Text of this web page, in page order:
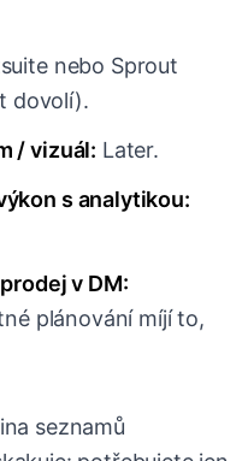
nebo Sprout
dovolí).
/ vizuál: Later.
s analytikou:
v DM:
plánování míjí to,
seznamů